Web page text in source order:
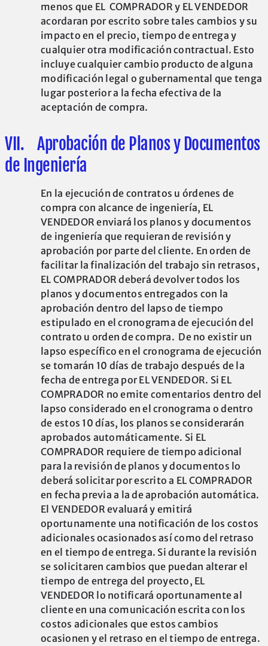
menos que EL COMPRADOR y EL VENDEDOR
acordaran por escrito sobre tales cambios y su
impacto en el precio, tiempo de entrega y
cualquier otra modificación contractual. Esto
incluye cualquier cambio producto de alguna
modificación legal o gubernamental que tenga
lugar posterior a la fecha efectiva de la
aceptación de compra.
VII. Aprobación de Planos y Documentos
de Ingeniería
En la ejecución de contratos u órdenes de
compra con alcance de ingeniería, EL
VENDEDOR enviará los planos y documentos
de ingeniería que requieran de revisión y
aprobación por parte del cliente. En orden de
facilitar la finalización del trabajo sin retrasos,
EL COMPRADOR deberá devolver todos los
planos y documentos entregados con la
aprobación dentro del lapso de tiempo
estipulado en el cronograma de ejecución del
contrato u orden de compra. De no existir un
lapso específico en el cronograma de ejecución
se tomarán 10 días de trabajo después de la
fecha de entrega por EL VENDEDOR. Si EL
COMPRADOR no emite comentarios dentro del
lapso considerado en el cronograma o dentro
de estos 10 días, los planos se considerarán
aprobados automáticamente. Si EL
COMPRADOR requiere de tiempo adicional
para la revisión de planos y documentos lo
deberá solicitar por escrito a EL COMPRADOR
en fecha previa a la de aprobación automática.
El VENDEDOR evaluará y emitirá
oportunamente una notificación de los costos
adicionales ocasionados así como del retraso
en el tiempo de entrega. Si durante la revisión
se solicitaren cambios que puedan alterar el
tiempo de entrega del proyecto, EL
VENDEDOR lo notificará oportunamente al
cliente en una comunicación escrita con los
costos adicionales que estos cambios
ocasionen y el retraso en el tiempo de entrega.